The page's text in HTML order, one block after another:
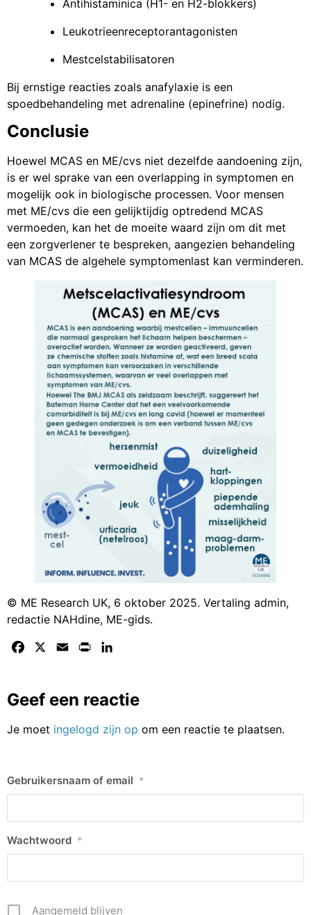
Antihistaminica (H1- en H2-blokkers)
Leukotrieenreceptorantagonisten
Mestcelstabilisatoren
Bij ernstige reacties zoals anafylaxie is een
spoedbehandeling met adrenaline (epinefrine) nodig.
Conclusie
Hoewel MCAS en ME/cvs niet dezelfde aandoening zijn,
is er wel sprake van een overlapping in symptomen en
mogelijk ook in biologische processen. Voor mensen
met ME/cvs die een gelijktijdig optredend MCAS
vermoeden, kan het de moeite waard zijn om dit met
een zorgverlener te bespreken, aangezien behandeling
van MCAS de algehele symptomenlast kan verminderen.
© ME Research UK, 6 oktober 2025. Vertaling admin,
redactie NAHdine, ME-gids.
Facebook Email Print
Geef een reactie
Je moet ingelogd zijn op om een reactie te plaatsen.
Gebruikersnaam of email *
Wachtwoord *
Aangemeld blijven